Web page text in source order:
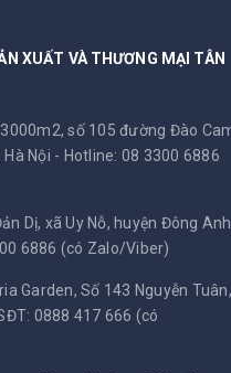
XUẤT VÀ THƯƠNG MẠI TÂN
số 105 đường Đào
Nội - Hotline: 08 3300 6886
Dị, xã Uy Nỗ, huyện Đông
6886 (có Zalo/Viber)
Garden, Số 143 Nguyễn Tuân,
0888 417 666 (có